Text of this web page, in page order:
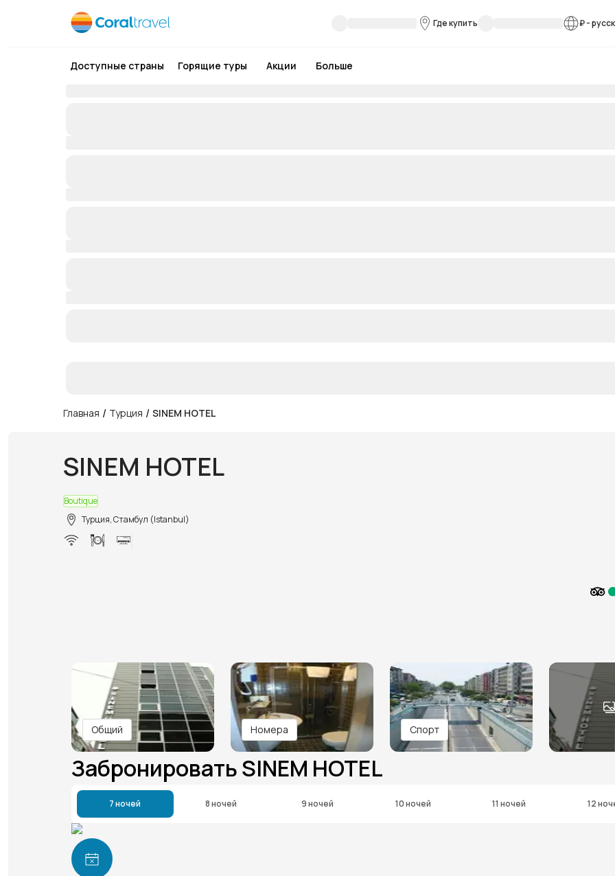
Где купить ₽-
Доступные страны Горящие туры Акции Больше
Главная / Турция / SINEM HOTEL
SINEM HOTEL
Boutique
Турция, Стамбул (Istanbul)
Общий Номера Спорт
Забронировать SINEM HOTEL
7 ночей 8 ночей 9 ночей 10 ночей 11 ночей 12